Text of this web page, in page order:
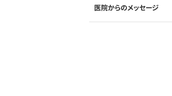
医院からのメッセージ